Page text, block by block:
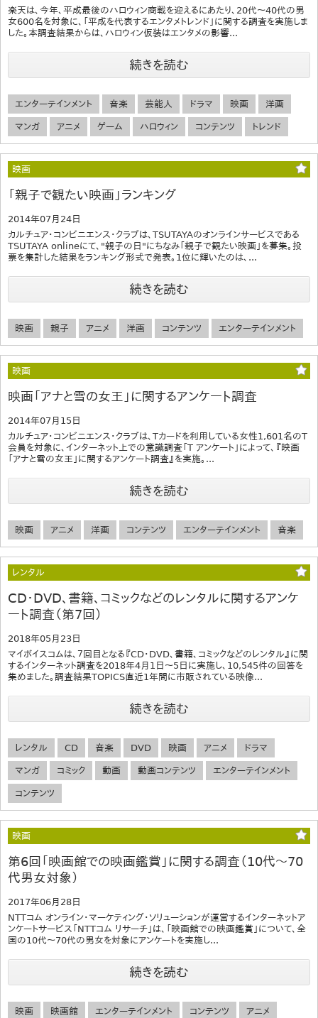
楽天は、今年、平成最後のハロウィン商戦を迎えるにあたり、20代～40代の男
女600名を対象に、「平成を代表するエンタメトレンド」に関する調査を実施しま
した。本調査結果からは、ハロウィン仮装はエンタメの影響...
続きを読む
エンターテインメント 音楽 芸能人 ドラマ 映画 洋画
マンガ アニメ ゲーム ハロウィン コンテンツ トレンド
映画
「親子で観たい映画」ランキング
2014年07月24日
カルチュア・コンビニエンス・クラブは、TSUTAYAのオンラインサービスである
TSUTAYA onlineにて、"親子の日"にちなみ「親子で観たい映画」を募集。投
票を集計した結果をランキング形式で発表。1位に輝いたのは、...
続きを読む
映画 親子 アニメ 洋画 コンテンツ エンターテインメント
映画
映画「アナと雪の女王」に関するアンケート調査
2014年07月15日
カルチュア・コンビニエンス・クラブは、Tカードを利用している女性1,601名のT
会員を対象に、インターネット上での意識調査「T アンケート」によって、『映画
「アナと雪の女王」に関するアンケート調査』を実施。...
続きを読む
映画 アニメ 洋画 コンテンツ エンターテインメント 音楽
レンタル
CD・DVD、書籍、コミックなどのレンタルに関するアンケ
ート調査（第7回）
2018年05月23日
マイボイスコムは、７回目となる『CD・DVD、書籍、コミックなどのレンタル』に関
するインターネット調査を2018年4月1日～5日に実施し、10,545件の回答を
集めました。調査結果TOPICS直近1年間に市販されている映像...
続きを読む
レンタル CD 音楽 DVD 映画 アニメ ドラマ
マンガ コミック 動画 動画コンテンツ エンターテインメント
コンテンツ
映画
第6回「映画館での映画鑑賞」に関する調査（10代～70
代男女対象）
2017年06月28日
NTTコム オンライン・マーケティング・ソリューションが運営するインターネットア
ンケートサービス「NTTコム リサーチ」は、「映画館での映画鑑賞」について、全
国の10代～70代の男女を対象にアンケートを実施し...
続きを読む
映画 映画館 エンターテインメント コンテンツ アニメ